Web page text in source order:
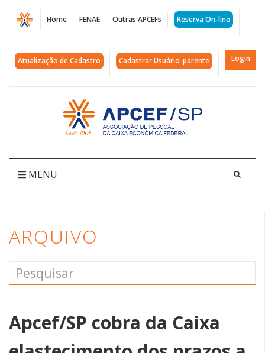
Página
Arquivos
prazos
APCEF/SP
Home FENAE Outras APCEFs Reserva On-line
Atualização de Cadastro Cadastrar Usuário-parente Login
Acessar
página
inicial
MENU
ARQUIVO
Apcef/SP cobra da Caixa